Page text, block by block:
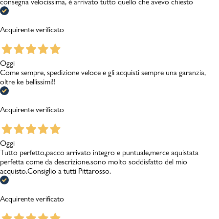
Acquirente verificato
Oggi
Come sempre, spedizione veloce e gli acquisti sempre una garanzia,
oltre ke bellissimi!!
Acquirente verificato
Oggi
Tutto perfetto,pacco arrivato integro e puntuale,merce aquistata
perfetta come da descrizione.sono molto soddisfatto del mio
acquisto.Consiglio a tutti Pittarosso.
Acquirente verificato